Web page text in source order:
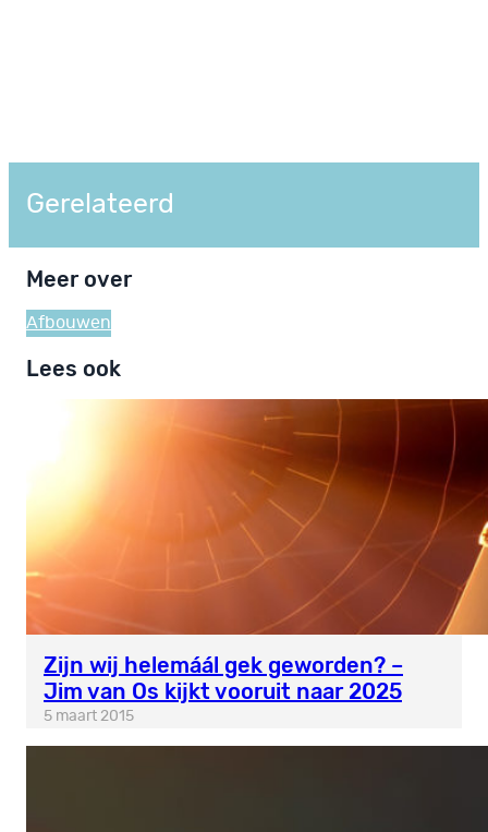
Gerelateerd
Meer over
Afbouwen
Lees ook
Zijn wij helemáál gek geworden? –
Jim van Os kijkt vooruit naar 2025
5 maart 2015